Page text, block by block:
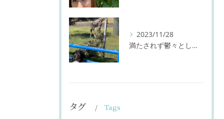
2023/11/28
満たされず鬱々としてる時
タグ Tags